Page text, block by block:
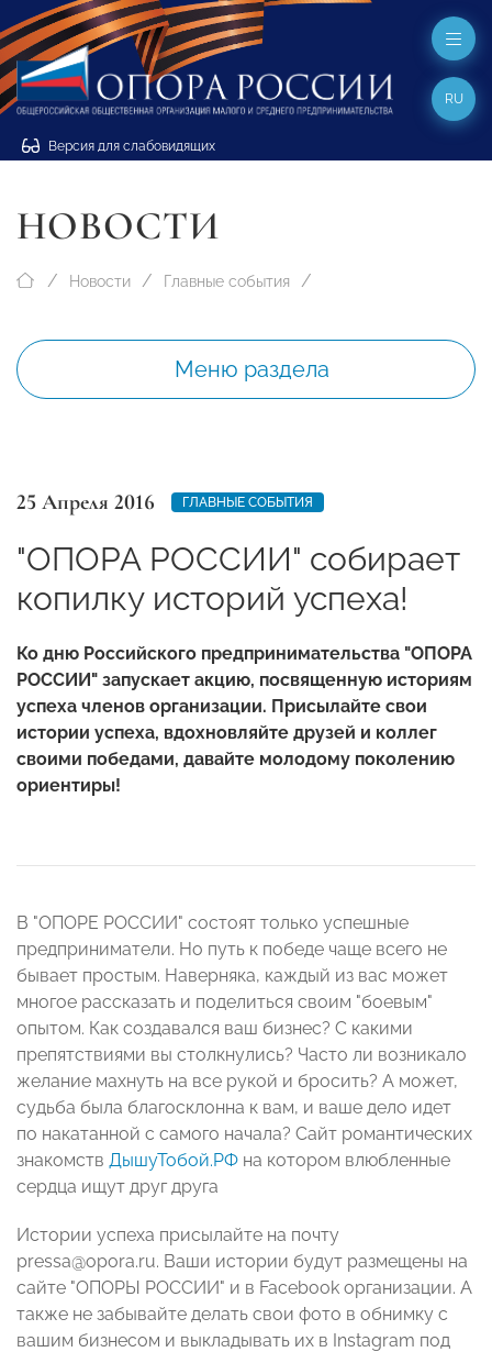
Версия для слабовидящих
RU
НОВОСТИ
Новости Главные события
Меню раздела
25 Апреля 2016 ГЛАВНЫЕ СОБЫТИЯ
"ОПОРА РОССИИ" собирает
копилку историй успеха!
Ко дню Российского предпринимательства "ОПОРА
РОССИИ" запускает акцию, посвященную историям
успеха членов организации. Присылайте свои
истории успеха, вдохновляйте друзей и коллег
своими победами, давайте молодому поколению
ориентиры!
В "ОПОРЕ РОССИИ" состоят только успешные
предприниматели. Но путь к победе чаще всего не
бывает простым. Наверняка, каждый из вас может
многое рассказать и поделиться своим "боевым"
опытом. Как создавался ваш бизнес? С какими
препятствиями вы столкнулись? Часто ли возникало
желание махнуть на все рукой и бросить? А может,
судьба была благосклонна к вам, и ваше дело идет
по накатанной с самого начала? Сайт романтических
знакомств ДышуТобой.РФ на котором влюбленные
сердца ищут друг друга
Истории успеха присылайте на почту
pressa@opora.ru. Ваши истории будут размещены на
сайте "ОПОРЫ РОССИИ" и в Facebook организации. А
также не забывайте делать свои фото в обнимку с
вашим бизнесом и выкладывать их в Instagram под